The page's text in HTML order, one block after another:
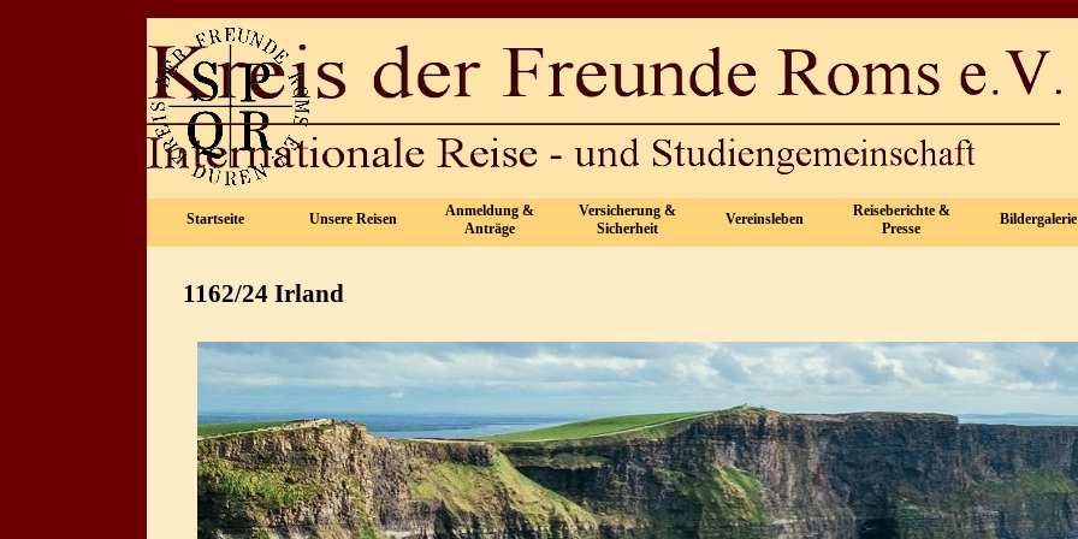
Menü überspringen
Startseite Unsere Reisen ▼
Anmeldung &
Anträge
▼
Versicherung &
Sicherheit
▼
Vereinsleben ▼
Reiseberichte &
Presse
▼
Bildergalerie
1162/24 Irland